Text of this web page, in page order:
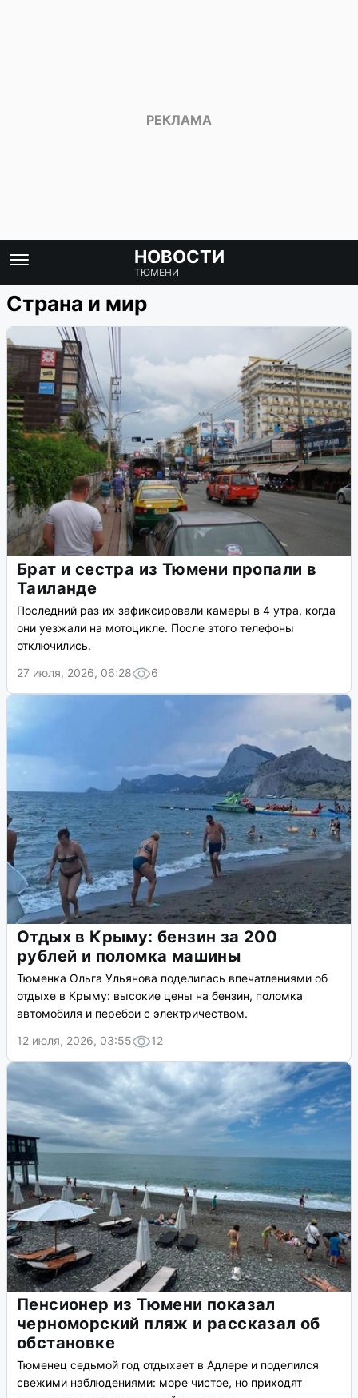
НОВОСТИ
ТЮМЕНИ
Страна и мир
Брат и сестра из Тюмени пропали в
Таиланде
Последний раз их зафиксировали камеры в 4 утра, когда
они уезжали на мотоцикле. После этого телефоны
отключились.
27 июля, 2026, 06:28
6
Отдых в Крыму: бензин за 200
рублей и поломка машины
Тюменка Ольга Ульянова поделилась впечатлениями об
отдыхе в Крыму: высокие цены на бензин, поломка
автомобиля и перебои с электричеством.
12 июля, 2026, 03:55
12
Пенсионер из Тюмени показал
черноморский пляж и рассказал об
обстановке
Тюменец седьмой год отдыхает в Адлере и поделился
свежими наблюдениями: море чистое, но приходят